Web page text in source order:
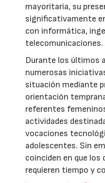
mayoritaria, su
significativamente
con informática,
telecomunicaciones.
Durante los últimos
numerosas
situación mediante
orientación
referentes
actividades
vocaciones
adolescentes. Sin
coinciden en que
requieren tiempo y